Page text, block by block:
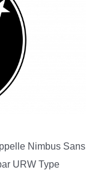
Nimbus Sans
URW Type